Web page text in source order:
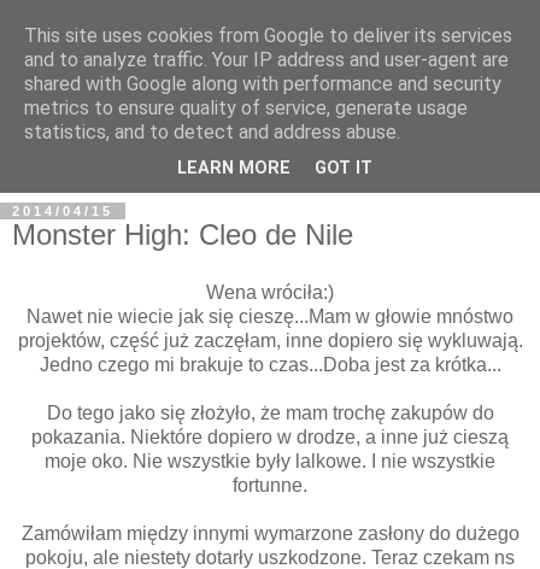
BFashions
2014/04/15
Monster High: Cleo de Nile
Wena wróciła:)
Nawet nie wiecie jak się cieszę...Mam w głowie mnóstwo
projektów, część już zaczęłam, inne dopiero się wykluwają.
Jedno czego mi brakuje to czas...Doba jest za krótka...
Do tego jako się złożyło, że mam trochę zakupów do
pokazania. Niektóre dopiero w drodze, a inne już cieszą
moje oko. Nie wszystkie były lalkowe. I nie wszystkie
fortunne.
Zamówiłam między innymi wymarzone zasłony do dużego
pokoju, ale niestety dotarły uszkodzone. Teraz czekam ns
This site uses cookies from Google to deliver its services
and to analyze traffic. Your IP address and user-agent are
shared with Google along with performance and security
metrics to ensure quality of service, generate usage
statistics, and to detect and address abuse.
LEARN MORE GOT IT